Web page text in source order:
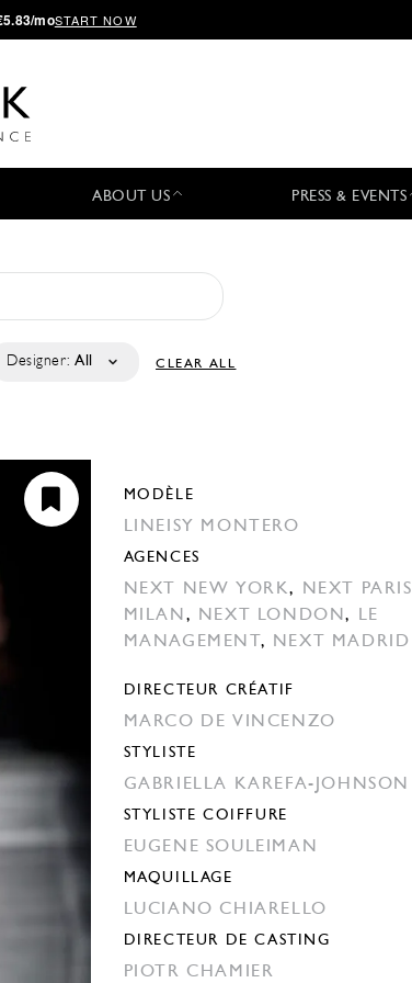
moSTART NOW
ABOUT US PRESS & EVENTS
Designer: All CLEAR ALL
MODÈLE
LINEISY MONTERO
AGENCES
NEXT NEW YORK, NEXT PARIS
MILAN , NEXT LONDON,
LE
MANAGEMENT , NEXT MADRID
DIRECTEUR CRÉATIF
MARCO DE VINCENZO
STYLISTE
GABRIELLA KAREFA-JOHNSON
STYLISTE COIFFURE
EUGENE SOULEIMAN
MAQUILLAGE
LUCIANO CHIARELLO
DIRECTEUR DE CASTING
PIOTR CHAMIER